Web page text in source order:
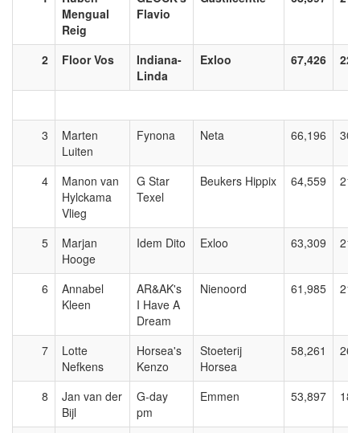
Mengual
Reig
Flavio
2 Floor Vos
Indiana-
Linda
Exloo 67,426
3
Marten
Luiten
Fynona Neta 66,196
4
Manon van
Hylckama
Vlieg
G Star
Texel
Beukers Hippix 64,559
5
Marjan
Hooge
Idem Dito Exloo 63,309
6
Annabel
Kleen
AR&AK's
I Have A
Dream
Nienoord 61,985
7
Lotte
Nefkens
Horsea's
Kenzo
Stoeterij
Horsea
58,261
8
Jan van der
Bijl
G-day
pm
Emmen 53,897